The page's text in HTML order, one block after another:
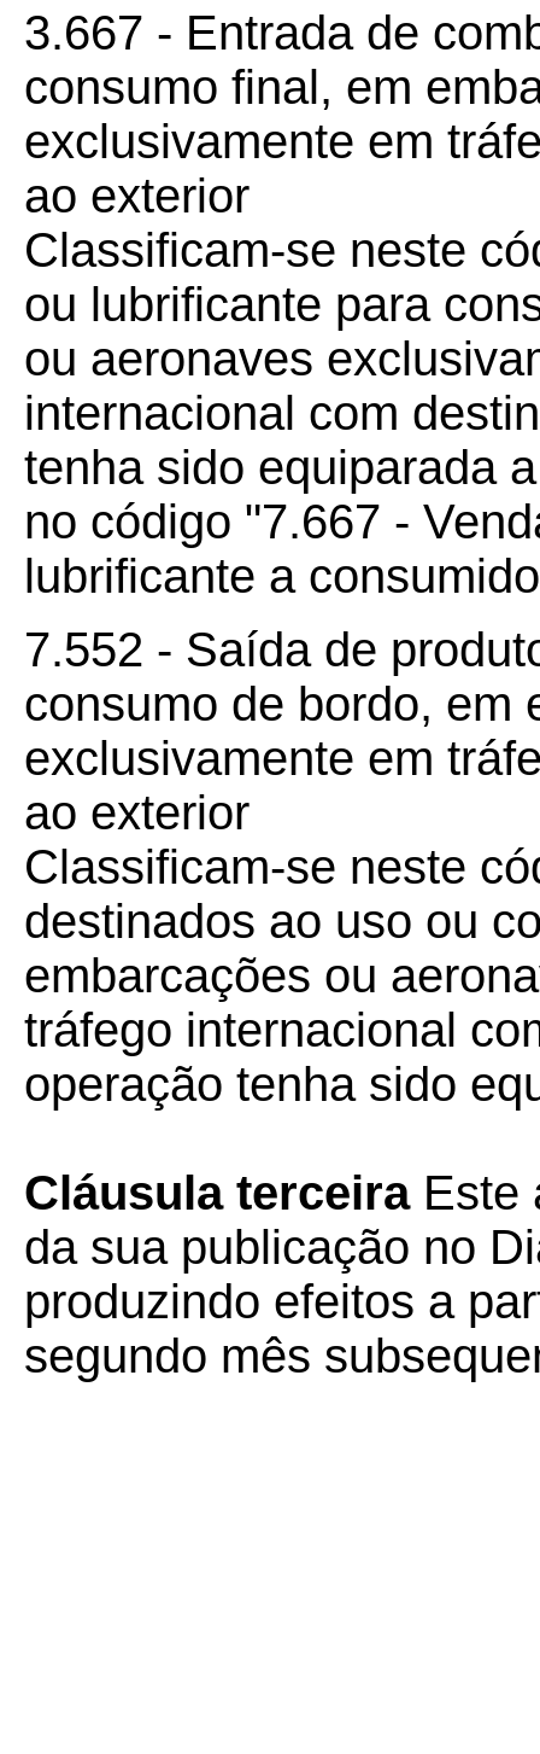
3.667 - Entrada de
consumo final, em
exclusivamente em
ao exterior
Classificam-se neste
ou lubrificante para
ou aeronaves
internacional com
tenha sido equiparada
no código "7.667 -
lubrificante a
7.552 - Saída de
consumo de bordo, em
exclusivamente em
ao exterior
Classificam-se neste
destinados ao uso ou
embarcações ou
tráfego internacional
operação tenha sido
Cláusula terceiraEste
da sua publicação no
produzindo efeitos a
segundo mês